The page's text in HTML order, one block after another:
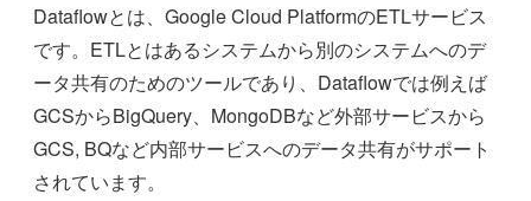
Dataflowとは、Google Cloud PlatformのETLサービス
です。ETLとはあるシステムから別のシステムへのデ
ータ共有のためのツールであり、Dataflowでは例えば
GCSからBigQuery、MongoDBなど外部サービスから
GCS, BQなど内部サービスへのデータ共有がサポート
されています。